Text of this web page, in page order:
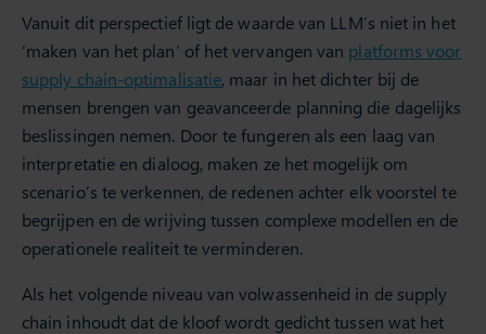
Vanuit dit perspectief ligt de waarde van LLM’s niet in het
‘maken van het plan’ of het vervangen van platforms voor
supply chain-optimalisatie, maar in het dichter bij de
mensen brengen van geavanceerde planning die dagelijks
beslissingen nemen. Door te fungeren als een laag van
interpretatie en dialoog, maken ze het mogelijk om
scenario’s te verkennen, de redenen achter elk voorstel te
begrijpen en de wrijving tussen complexe modellen en de
operationele realiteit te verminderen.
Als het volgende niveau van volwassenheid in de supply
chain inhoudt dat de kloof wordt gedicht tussen wat het